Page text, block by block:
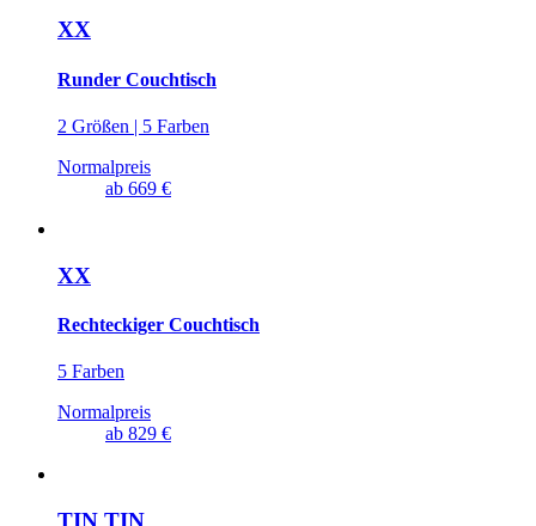
XX
Runder Couchtisch
2 Größen | 5 Farben
Normalpreis
ab 669 €
XX
Rechteckiger Couchtisch
5 Farben
Normalpreis
ab 829 €
TIN TIN